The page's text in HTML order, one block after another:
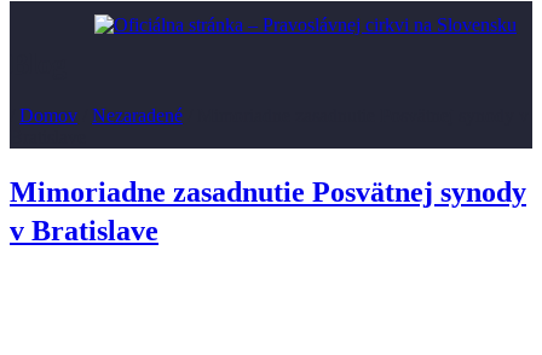
Domov Nezaradené
Mimoriadne zasadnutie Posvätnej synody
v Bratislave